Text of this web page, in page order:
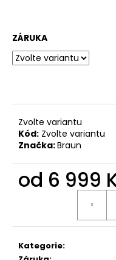
ZÁRUKA
Zvolte variantu
Kód: Zvolte variantu
Značka:Braun
od 6 999
Kategorie:
–
KRÉM
PRO
POSÍLENÍ
KAPILÁR
259
Kč